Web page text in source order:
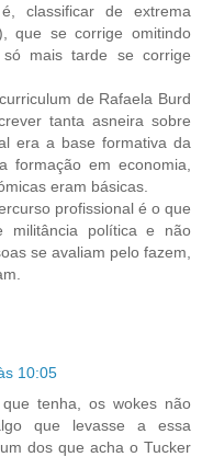
classificar de extrema
que se corrige omitindo
mais tarde se corrige
de Rafaela Burd
tanta asneira sobre
era a base formativa da
formação em economia,
eram básicas.
profissional é o que
militância política e não
se avaliam pelo fazem,
10:05
tenha, os wokes não
que levasse a essa
dos que acha o Tucker